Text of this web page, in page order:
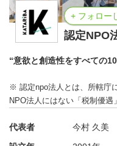
や探究テーマに合わせ
の専門家等とマッチン
団体等とコミュニケー
生の活動（課題解決型
生徒の課題意識やニー
+ フォロー
認定NPO
“意欲と創造性をすべての
※ 認定npo法人とは、所轄庁
NPO法人にはない「税制優遇
代表者
今村 久美